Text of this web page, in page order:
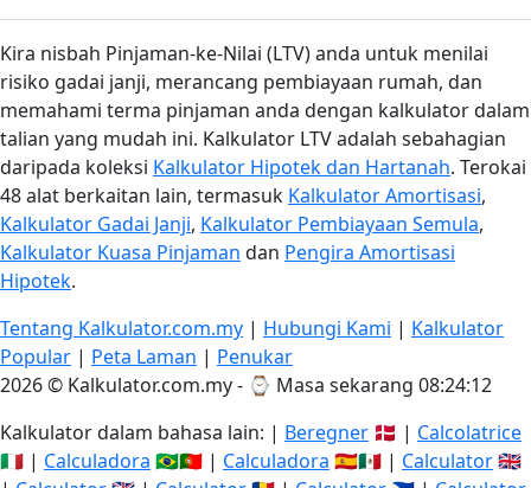
Kira nisbah Pinjaman-ke-Nilai (LTV) anda untuk menilai
risiko gadai janji, merancang pembiayaan rumah, dan
memahami terma pinjaman anda dengan kalkulator dalam
talian yang mudah ini. Kalkulator LTV adalah sebahagian
daripada koleksi Kalkulator Hipotek dan Hartanah. Terokai
48 alat berkaitan lain, termasuk Kalkulator Amortisasi,
Kalkulator Gadai Janji, Kalkulator Pembiayaan Semula,
Kalkulator Kuasa Pinjaman dan Pengira Amortisasi
Hipotek.
Tentang Kalkulator.com.my | Hubungi Kami | Kalkulator
Popular | Peta Laman | Penukar
2026 © Kalkulator.com.my - ⌚ Masa sekarang 08:24:12
Kalkulator dalam bahasa lain: | Beregner 🇩🇰 | Calcolatrice
🇮🇹 | Calculadora 🇧🇷🇵🇹 | Calculadora 🇪🇸🇲🇽 | Calculator🇬🇧